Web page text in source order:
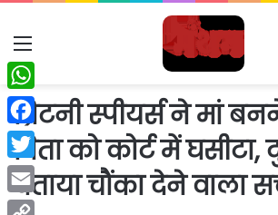
Menu
ब्रिटनी स्पीयर्स ने मां
पिता को कोर्ट में घसीटा,
बताया चौंका देने वाला
WhatsApp
Facebook
Twitter
Email